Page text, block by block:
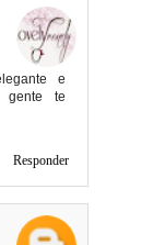
e
gente te
Responder